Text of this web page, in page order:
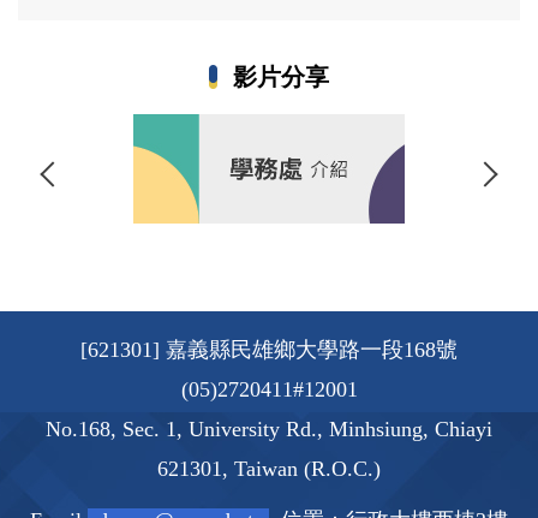
影片分享
[621301] 嘉義縣民雄鄉大學路一段168號
(05)2720411#12001
No.168, Sec. 1, University Rd., Minhsiung, Chiayi
621301, Taiwan (R.O.C.)